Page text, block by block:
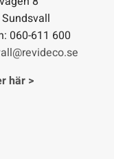
060-611 600
här >